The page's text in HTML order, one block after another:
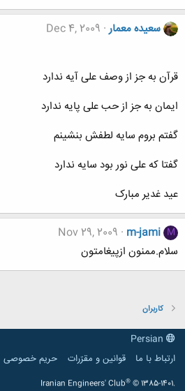
سعیده معمار Dec 4, 2009
قرآن به جز از وصف علی آیه ندارد
ایمان به جز از حب علی پایه ندارد
گفتم بروم سایه لطفش بنشینم
گفتا که علی نور بود سایه ندارد
عید غدیر مبارک
M
m-jami
Nov 29, 2009
سلام.ممنون ازپیغامتون
کاربران
ارتباط با ما
قوانین و مقرّرات حریم خصوصی
Iranian Engineers' Club® © 1385-1401.